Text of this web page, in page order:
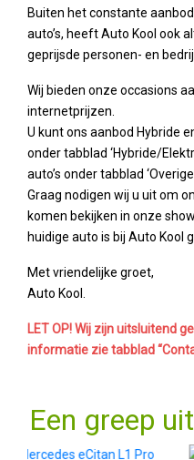
Buiten het constante
auto’s, heeft Auto Kool ook
geprijsde personen- en
Wij bieden onze occasions
internetprijzen.
U kunt ons aanbod Hybride
onder tabblad ‘Hybride/
auto’s onder tabblad ‘Overige
Graag nodigen wij u uit om
komen bekijken in onze
huidige auto is bij Auto Kool
Met vriendelijke groet,
Auto Kool.
LET OP! Wij zijn uitsluitend
informatie zie tabblad
Een greep